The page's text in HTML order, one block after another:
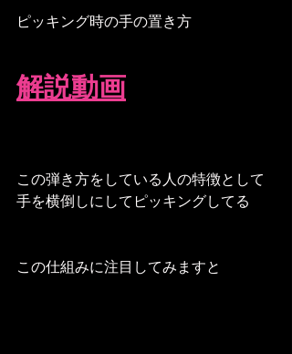
ピッキング時の手の置き方
解説動画
この弾き方をしている人の特徴として
手を横倒しにしてピッキングしてる
この仕組みに注目してみますと